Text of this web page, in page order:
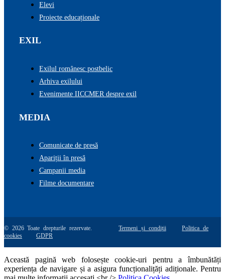
Elevi
Proiecte educaționale
EXIL
Exilul românesc postbelic
Arhiva exilului
Evenimente IICCMER despre exil
MEDIA
Comunicate de presă
Apariții în presă
Campanii media
Filme documentare
© 2026 Toate drepturile rezervate.Termeni și condiții
Politica de
cookies
GDPR
Această pagină web folosește cookie-uri pentru a îmbunătăți
experiența de navigare și a asigura funcționalițăți adiționale. Pentru